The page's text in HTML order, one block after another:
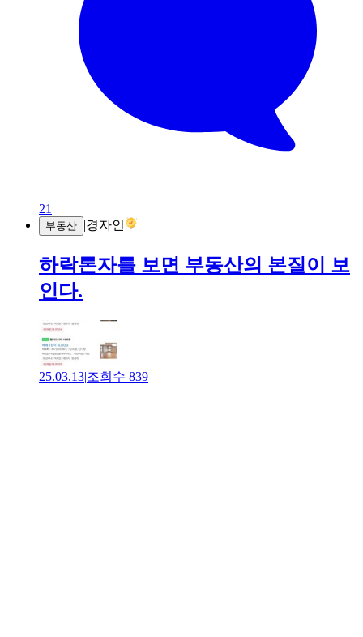
21
부동산 |경자인
하락론자를 보면 부동산의 본질이 보
인다.
25.03.13|조회수 839